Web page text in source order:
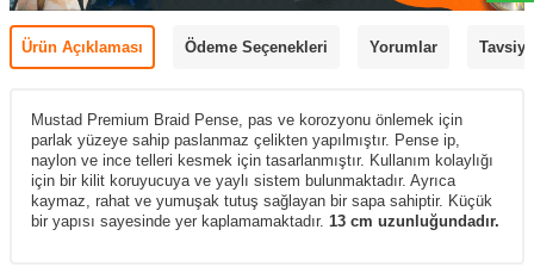
Ürün Açıklaması Ödeme Seçenekleri Yorumlar
Mustad Premium Braid Pense, pas ve korozyonu önlemek için
parlak yüzeye sahip paslanmaz çelikten yapılmıştır. Pense ip,
naylon ve ince telleri kesmek için tasarlanmıştır. Kullanım kolaylığı
için bir kilit koruyucuya ve yaylı sistem bulunmaktadır. Ayrıca
kaymaz, rahat ve yumuşak tutuş sağlayan bir sapa sahiptir. Küçük
bir yapısı sayesinde yer kaplamamaktadır. 13 cm uzunluğundadır.